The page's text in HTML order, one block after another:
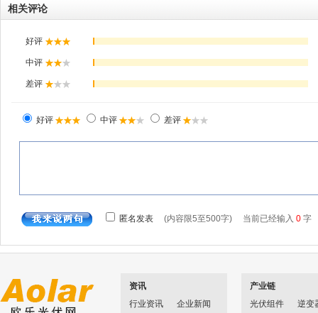
相关评论
资讯
行业资讯
企业新闻
产业链
光伏组件
逆变